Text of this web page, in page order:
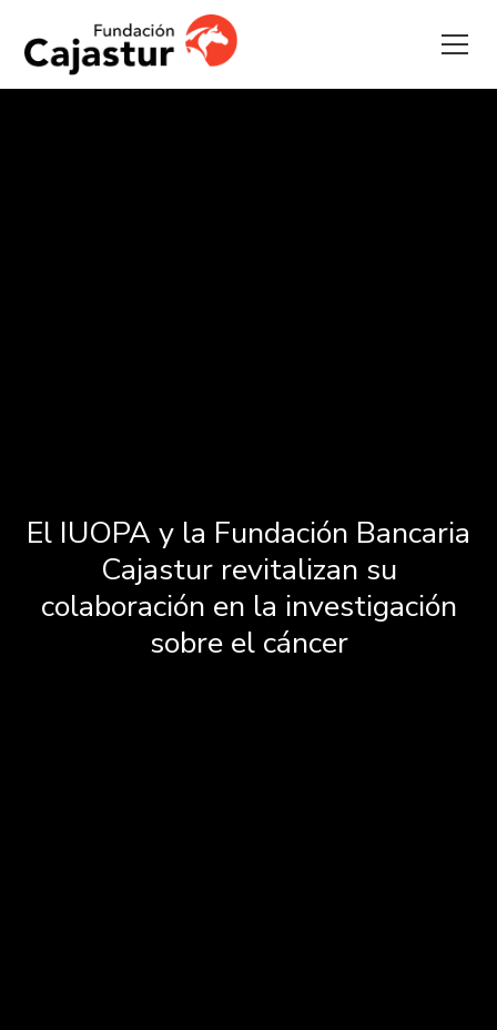
El IUOPA y la Fundación Bancaria
Cajastur revitalizan su
colaboración en la investigación
sobre el cáncer